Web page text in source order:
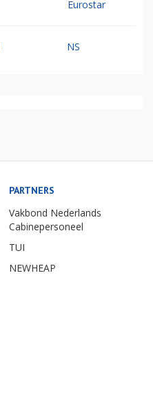
Eurostar
NS
PARTNERS
Vakbond Nederlands
Cabinepersoneel
TUI
NEWHEAP